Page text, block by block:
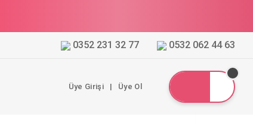
0352 231 32 77 0532 062 44 63
Üye Girişi | Üye Ol